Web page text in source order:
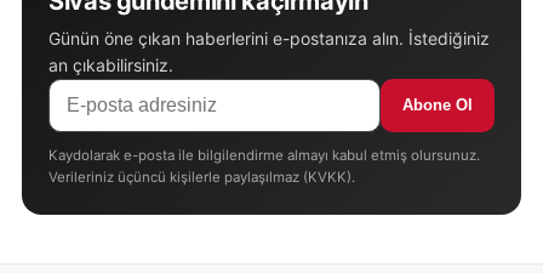
Günün öne çıkan haberlerini e-postanıza alın. İstediğiniz
an çıkabilirsiniz.
Abone Ol
Kaydolarak e-posta ile bilgilendirme almayı kabul etmiş olursunuz.
Verileriniz üçüncü kişilerle paylaşılmaz (KVKK).